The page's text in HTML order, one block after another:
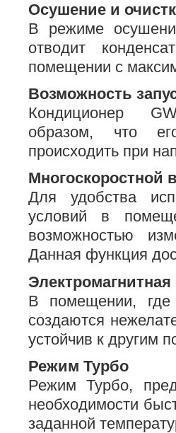
Осушение и
В режиме
отводит
помещении с
Возможность
Кондиционер
образом, что
происходить при
Многоскоростной
Для удобства
условий в
возможностью
Данная функция
В помещении, где
создаются
устойчив к другим
Режим Турбо
Режим Турбо,
необходимости
заданной